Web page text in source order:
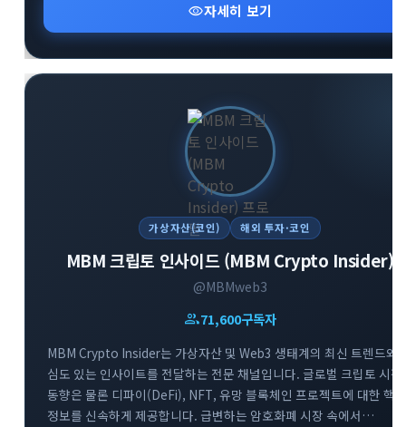
visibility자세히 보기
가상자산(코인) 해외 투자·코인
MBM 크립토 인사이드 (MBM Crypto Insider)
@MBMweb3
group71,600구독자
MBM Crypto Insider는 가상자산 및 Web3 생태계의 최신 트렌드와
심도 있는 인사이트를 전달하는 전문 채널입니다. 글로벌 크립토 시장
동향은 물론 디파이(DeFi), NFT, 유망 블록체인 프로젝트에 대한 핵심
정보를 신속하게 제공합니다. 급변하는 암호화폐 시장 속에서